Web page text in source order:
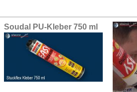
Soudal PU-Kleber 750 ml